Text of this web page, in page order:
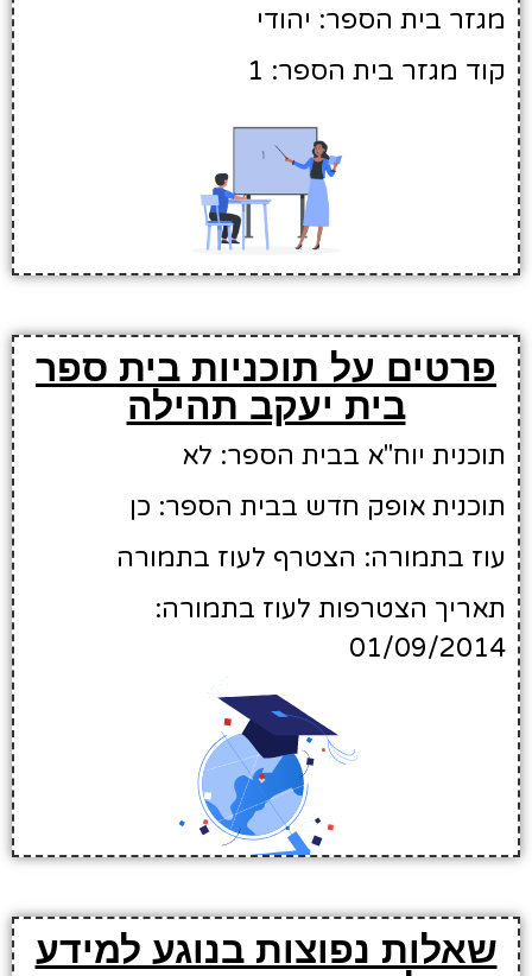
מגזר בית הספר: יהודי
קוד מגזר בית הספר: 1
פרטים על תוכניות בית ספר
בית יעקב תהילה
תוכנית יוח"א בבית הספר: לא
תוכנית אופק חדש בבית הספר: כן
עוז בתמורה: הצטרף לעוז בתמורה
תאריך הצטרפות לעוז בתמורה:
01/09/2014
שאלות נפוצות בנוגע למידע